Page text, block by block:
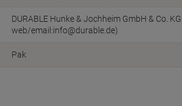
DURABLE Hunke & Jochheim GmbH & Co.
web/email:info@durable.de)
Pak